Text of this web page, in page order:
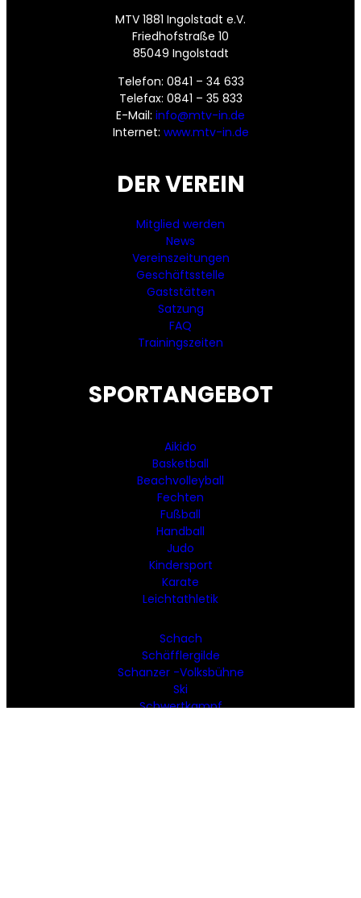
MTV 1881 Ingolstadt e.V.
Friedhofstraße 10
85049 Ingolstadt
Telefon: 0841 – 34 633
Telefax: 0841 – 35 833
E-Mail: info@mtv-in.de
Internet: www.mtv-in.de
DER VEREIN
Mitglied werden
News
Vereinszeitungen
Geschäftsstelle
Gaststätten
Satzung
FAQ
Trainingszeiten
SPORTANGEBOT
Aikido
Basketball
Beachvolleyball
Fechten
Fußball
Handball
Judo
Kindersport
Karate
Leichtathletik
Schach
Schäfflergilde
Schanzer -Volksbühne
Ski
Schwertkampf